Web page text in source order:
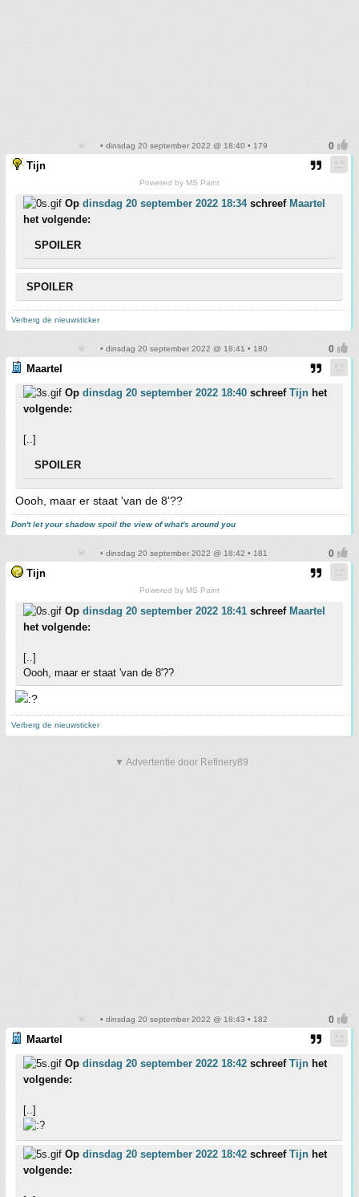
• dinsdag 20 september 2022 @ 18:40 • 179
Tijn
Powered by MS Paint
Op dinsdag 20 september 2022 18:34schreef Maartel
het volgende:
SPOILER
SPOILER
Verberg de nieuwsticker
• dinsdag 20 september 2022 @ 18:41 • 180
Maartel
Op dinsdag 20 september 2022 18:40 schreef Tijn het
volgende:
[..]
SPOILER
Oooh, maar er staat 'van de 8'??
Don't let your shadow spoil the view of what's around you
• dinsdag 20 september 2022 @ 18:42 • 181
Tijn
Powered by MS Paint
Op dinsdag 20 september 2022 18:41 schreef Maartel
het volgende:
[..]
Oooh, maar er staat 'van de 8'??
Verberg de nieuwsticker
▼ Advertentie door Refinery89
• dinsdag 20 september 2022 @ 18:43 • 182
Maartel
Op dinsdag 20 september 2022 18:42 schreef Tijn het
volgende:
[..]
Op dinsdag 20 september 2022 18:42 schreef Tijn het
volgende: